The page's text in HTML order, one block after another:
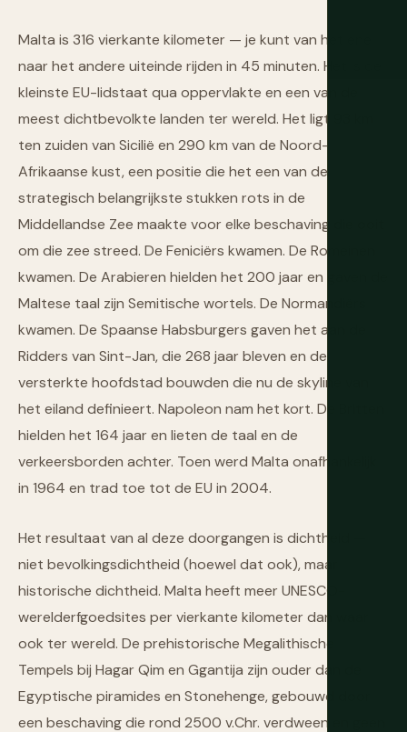
Malta is 316 vierkante kilometer — je kunt van het ene
naar het andere uiteinde rijden in 45 minuten. Het is de
kleinste EU-lidstaat qua oppervlakte en een van de
meest dichtbevolkte landen ter wereld. Het ligt 93 km
ten zuiden van Sicilië en 290 km van de Noord-
Afrikaanse kust, een positie die het een van de
strategisch belangrijkste stukken rots in de
Middellandse Zee maakte voor elke beschaving die ooit
om die zee streed. De Feniciërs kwamen. De Romeinen
kwamen. De Arabieren hielden het 200 jaar en gaven de
Maltese taal zijn Semitische wortels. De Normandiërs
kwamen. De Spaanse Habsburgers gaven het aan de
Ridders van Sint-Jan, die 268 jaar bleven en de
versterkte hoofdstad bouwden die nu de skyline van
het eiland definieert. Napoleon nam het kort. De Britten
hielden het 164 jaar en lieten de taal en de
verkeersborden achter. Toen werd Malta onafhankelijk
in 1964 en trad toe tot de EU in 2004.
Het resultaat van al deze doorgangen is dichtheid —
niet bevolkingsdichtheid (hoewel dat ook), maar
historische dichtheid. Malta heeft meer UNESCO-
werelderfgoedsites per vierkante kilometer dan waar
ook ter wereld. De prehistorische Megalithische
Tempels bij Hagar Qim en Ggantija zijn ouder dan de
Egyptische piramides en Stonehenge, gebouwd door
een beschaving die rond 2500 v.Chr. verdween en geen